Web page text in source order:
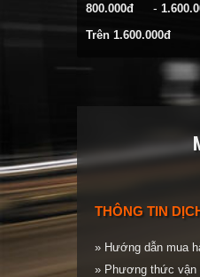
800.000đ
-
Trên 1.600.000đ
THÔNG TIN
» Hướng dẫn mua
» Phương thức vận